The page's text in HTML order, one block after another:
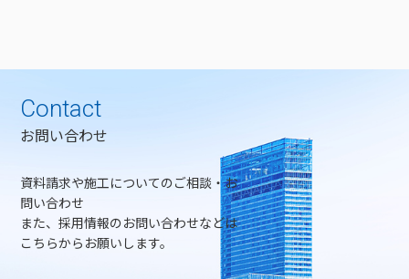
Contact
お問い合わせ
資料請求や施工についてのご相談・お
問い合わせ
また、採用情報のお問い合わせなどは
こちらからお願いします。